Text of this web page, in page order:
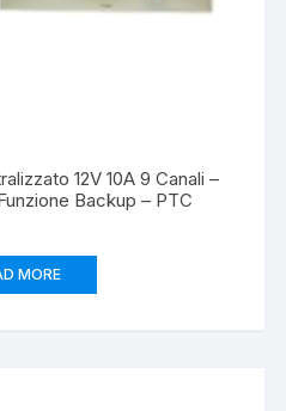
12V 10A 9 Canali –
Backup – PTC
MORE